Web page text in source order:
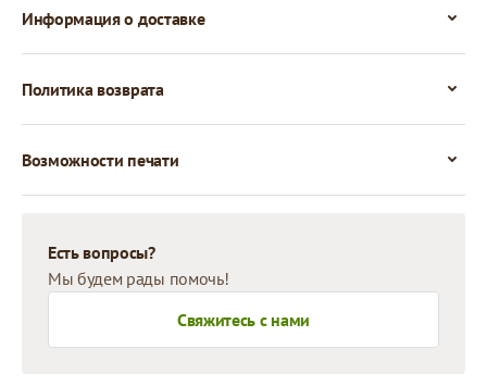
Информация о доставке
Политика возврата
Возможности печати
Есть вопросы?
Мы будем рады помочь!
Свяжитесь с нами